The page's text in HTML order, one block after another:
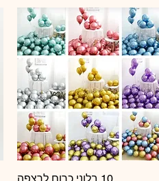
תצוגה מהירה